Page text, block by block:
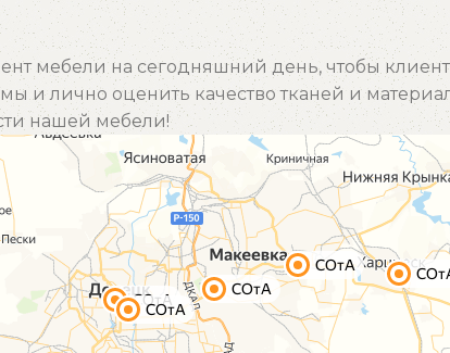
мебели на сегодняшний день, чтобы
лично оценить качество тканей и
нашей мебели!